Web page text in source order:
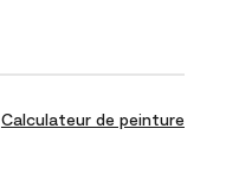
Calculateur de peinture